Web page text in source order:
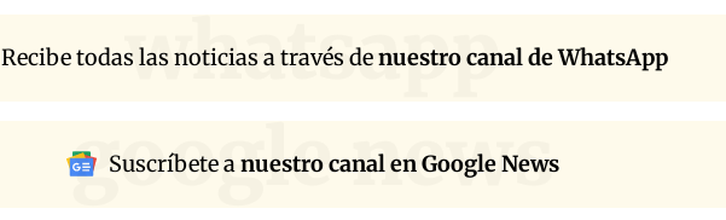
whatsapp
Recibe todas las noticias a través denuestro canal de WhatsApp
google news
Suscríbete anuestro canal en Google News